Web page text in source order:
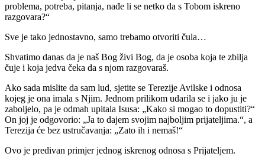
problema, potreba, pitanja, nađe li se netko da s Tobom iskreno
razgovara?“
Sve je tako jednostavno, samo trebamo otvoriti čula…
Shvatimo danas da je naš Bog živi Bog, da je osoba koja te zbilja
čuje i koja jedva čeka da s njom razgovaraš.
Ako sada mislite da sam lud, sjetite se Terezije Avilske i odnosa
kojeg je ona imala s Njim. Jednom prilikom udarila se i jako ju je
zaboljelo, pa je odmah upitala Isusa: „Kako si mogao to dopustiti?“
On joj je odgovorio: „Ja to dajem svojim najboljim prijateljima.“, a
Terezija će bez ustručavanja: „Zato ih i nemaš!“
Ovo je predivan primjer jednog iskrenog odnosa s Prijateljem.